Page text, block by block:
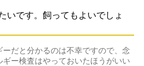
いです。飼ってもよいでしょ
だと分かるのは不幸ですので、念
ー検査はやっておいたほうがいい